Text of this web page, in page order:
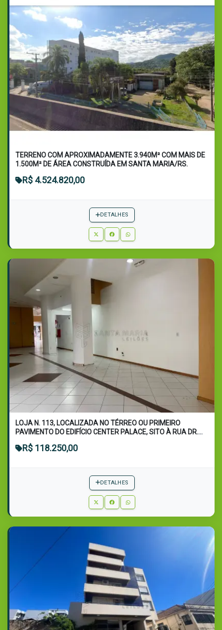
TERRENO COM APROXIMADAMENTE 3.940M² COM MAIS DE
1.500M² DE ÁREA CONSTRUÍDA EM SANTA MARIA/RS.
R$ 4.524.820,00
DETALHES
LOJA N. 113, LOCALIZADA NO TÉRREO OU PRIMEIRO
PAVIMENTO DO EDIFÍCIO CENTER PALACE, SITO À RUA DR.
R$ 118.250,00
DETALHES